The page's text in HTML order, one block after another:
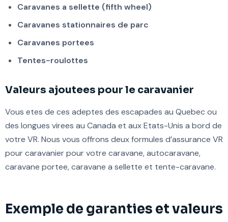
Caravanes a sellette (fifth wheel)
Caravanes stationnaires de parc
Caravanes portees
Tentes-roulottes
Valeurs ajoutees pour le caravanier
Vous etes de ces adeptes des escapades au Quebec ou
des longues virees au Canada et aux Etats-Unis a bord de
votre VR. Nous vous offrons deux formules d’assurance VR
pour caravanier pour votre caravane, autocaravane,
caravane portee, caravane a sellette et tente-caravane.
Exemple de garanties et valeurs